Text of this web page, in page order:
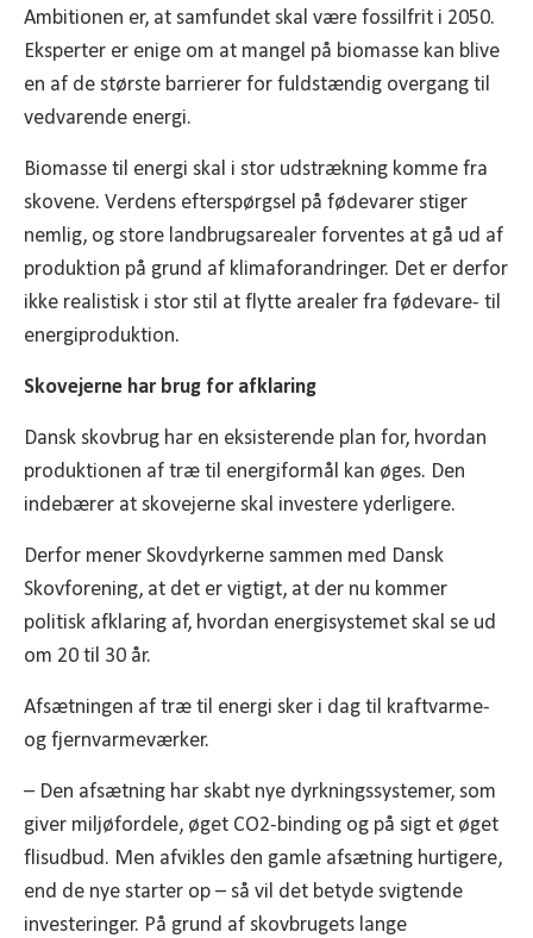
Ambitionen er, at samfundet skal være fossilfrit i 2050.
Eksperter er enige om at mangel på biomasse kan blive
en af de største barrierer for fuldstændig overgang til
vedvarende energi.
Biomasse til energi skal i stor udstrækning komme fra
skovene. Verdens efterspørgsel på fødevarer stiger
nemlig, og store landbrugsarealer forventes at gå ud af
produktion på grund af klimaforandringer. Det er derfor
ikke realistisk i stor stil at flytte arealer fra fødevare- til
energiproduktion.
Skovejerne har brug for afklaring
Dansk skovbrug har en eksisterende plan for, hvordan
produktionen af træ til energiformål kan øges. Den
indebærer at skovejerne skal investere yderligere.
Derfor mener Skovdyrkerne sammen med Dansk
Skovforening, at det er vigtigt, at der nu kommer
politisk afklaring af, hvordan energisystemet skal se ud
om 20 til 30 år.
Afsætningen af træ til energi sker i dag til kraftvarme-
og fjernvarmeværker.
– Den afsætning har skabt nye dyrkningssystemer, som
giver miljøfordele, øget CO2-binding og på sigt et øget
flisudbud. Men afvikles den gamle afsætning hurtigere,
end de nye starter op – så vil det betyde svigtende
investeringer. På grund af skovbrugets lange